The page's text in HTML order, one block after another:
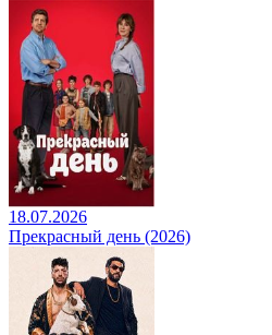
18.07.2026
Прекрасный день (2026)